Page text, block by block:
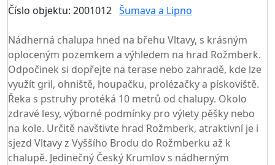
Číslo objektu: 2001012 Šumava a Lipno
Nádherná chalupa hned na břehu Vltavy, s krásným
oploceným pozemkem a výhledem na hrad Rožmberk.
Odpočinek si dopřejte na terase nebo zahradě, kde lze
využít gril, ohniště, houpačku, prolézačky a pískoviště.
Řeka s pstruhy protéká 10 metrů od chalupy. Okolo
zdravé lesy, výborné podmínky pro výlety pěšky nebo
na kole. Určitě navštivte hrad Rožmberk, atraktivní je i
sjezd Vltavy z Vyššího Brodu do Rožmberku až k
chalupě. Jedinečný Český Krumlov s nádherným